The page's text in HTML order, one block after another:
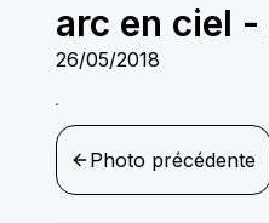
arc en ciel -
26/05/2018
Photo précédente